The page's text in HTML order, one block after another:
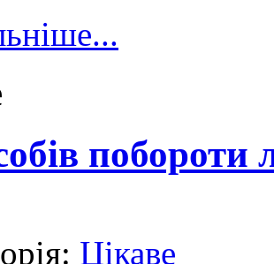
побороти
Цікаве